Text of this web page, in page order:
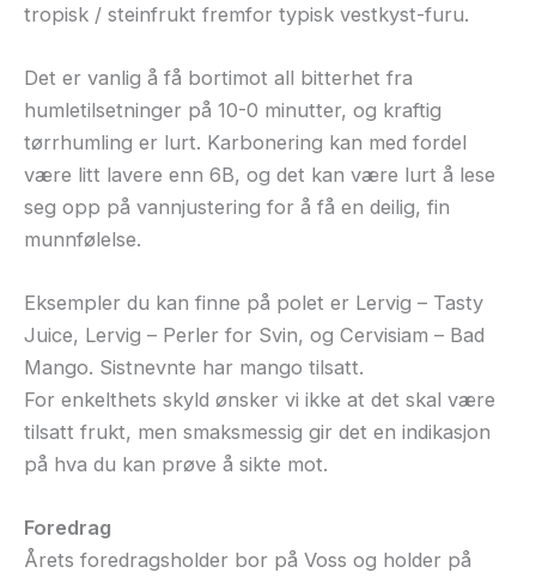
tropisk / steinfrukt fremfor typisk vestkyst-furu.
Det er vanlig å få bortimot all bitterhet fra
humletilsetninger på 10-0 minutter, og kraftig
tørrhumling er lurt. Karbonering kan med fordel
være litt lavere enn 6B, og det kan være lurt å lese
seg opp på vannjustering for å få en deilig, fin
munnfølelse.
Eksempler du kan finne på polet er Lervig – Tasty
Juice, Lervig – Perler for Svin, og Cervisiam – Bad
Mango. Sistnevnte har mango tilsatt.
For enkelthets skyld ønsker vi ikke at det skal være
tilsatt frukt, men smaksmessig gir det en indikasjon
på hva du kan prøve å sikte mot.
Foredrag
Årets foredragsholder bor på Voss og holder på